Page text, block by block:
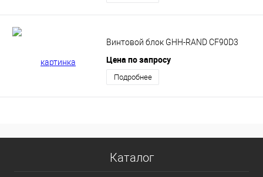
Винтовой блок GHH-RAND CF90D3
Цена по запросу
Подробнее
Каталог